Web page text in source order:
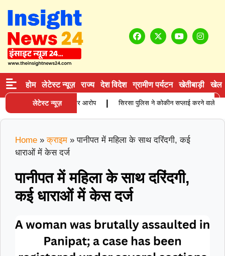
होम लेटेस्ट न्यूज़ राज्य देश विदेश ग्रामीण पर्यटन खेतीबाड़ी खेल
लेटेस्ट न्यूज़
की मौत, परिजनों ने लगाए गंभीर आरोप सिरसा पुलिस ने कोकीन सप्लाई करने वाले
Home » क्राइम »पानीपत में महिला के साथ दरिंदगी, कई
धाराओं में केस दर्ज
पानीपत में महिला के साथ दरिंदगी,
कई धाराओं में केस दर्ज